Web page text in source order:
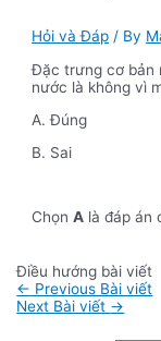
Hỏi và Đáp / By
Đặc trưng cơ bản
nước là không vì
A. Đúng
B. Sai
ChọnA là đáp án
Điều hướng bài viết
← Previous Bài viết
Next Bài viết →